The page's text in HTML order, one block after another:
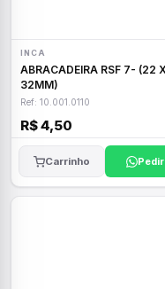
INCA
ABRACADEIRA RSF 7- (22 X
32MM)
Ref: 10.001.0110
R$ 4,50
Carrinho Pedir